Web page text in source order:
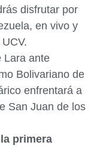
disfrutar por
en vivo y
Lara ante
Bolivariano de
enfrentará a
San Juan de los
primera